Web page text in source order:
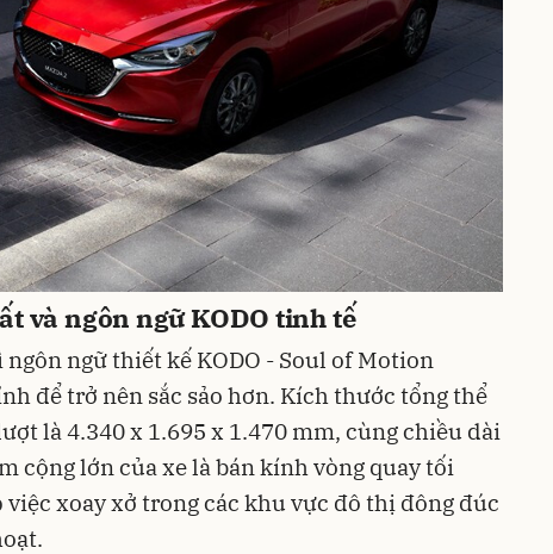
và ngôn ngữ KODO tinh tế
ngữ thiết kế KODO - Soul of Motion
để trở nên sắc sảo hơn. Kích thước tổng thể
là 4.340 x 1.695 x 1.470 mm, cùng chiều dài
cộng lớn của xe là bán kính vòng quay tối
xoay xở trong các khu vực đô thị đông đúc